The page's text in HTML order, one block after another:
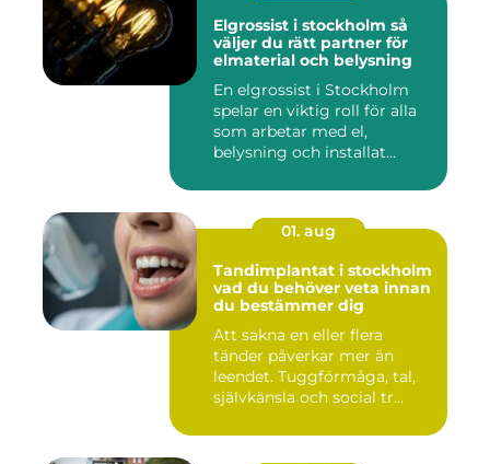
Elgrossist i stockholm så
väljer du rätt partner för
elmaterial och belysning
En elgrossist i Stockholm
spelar en viktig roll för alla
som arbetar med el,
belysning och installat...
01. aug
Tandimplantat i stockholm
vad du behöver veta innan
du bestämmer dig
Att sakna en eller flera
tänder påverkar mer än
leendet. Tuggförmåga, tal,
självkänsla och social tr...